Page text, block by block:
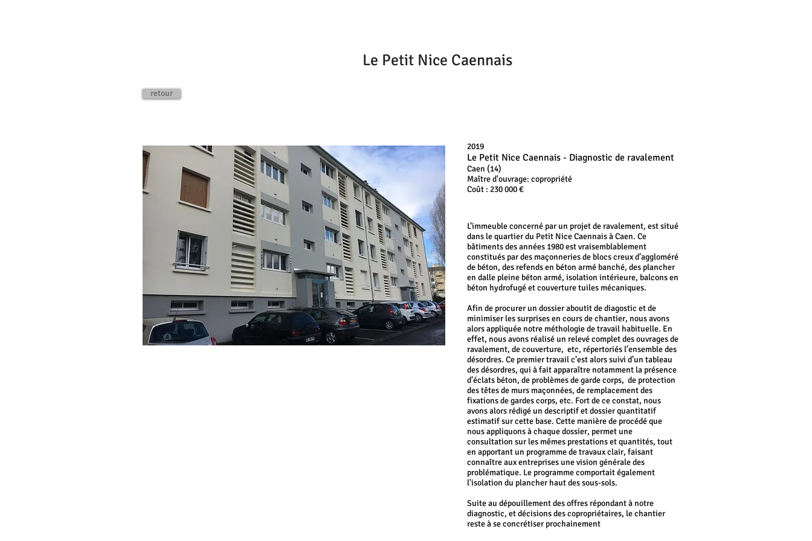
Le Petit Nice Caennais
retour
2019
Le Petit Nice Caennais - Diagnostic de ravalement
Caen (14)
Maître d'ouvrage: copropriété
Coût : 230 000€
L’immeuble concerné par un projet de ravalement, est situé
dans le quartier du Petit Nice Caennais à Caen. Ce
bâtiments des années 1980 est vraisemblablement
constitués par des maçonneries de blocs creux d’aggloméré
de béton, des refends en béton armé banché, des plancher
en dalle pleine béton armé, isolation intérieure, balcons en
béton hydrofugé et couverture tuiles mécaniques.
Afin de procurer un dossier aboutit de diagostic et de
minimiser les surprises en cours de chantier, nous avons
alors appliquée notre méthologie de travail habituelle. En
effet, nous avons réalisé un relevé complet des ouvrages de
ravalement, de couverture, etc, répertoriés l’ensemble des
désordres. Ce premier travail c’est alors suivi d’un tableau
des désordres, qui à fait apparaître notamment la présence
d’éclats béton, de problèmes de garde corps, de protection
des têtes de murs maçonnées, de remplacement des
fixations de gardes corps, etc. Fort de ce constat, nous
avons alors rédigé un descriptif et dossier quantitatif
estimatif sur cette base. Cette manière de procédé que
nous appliquons à chaque dossier, permet une
consultation sur les mêmes prestations et quantités, tout
en apportant un programme de travaux clair, faisant
connaître aux entreprises une vision générale des
problématique. Le programme comportait également
l'isolation du plancher haut des sous-sols.
Suite au dépouillement des offres répondant à notre
diagnostic, et décisions des copropriétaires, le chantier
reste à se concrétiser prochainement